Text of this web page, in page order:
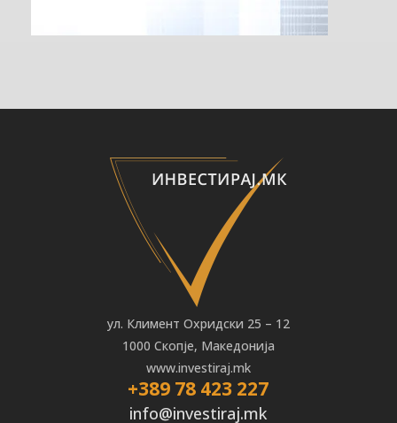
ул. Климент Охридски 25 – 12
1000 Скопје, Македонија
www.investiraj.mk
+389 78 423 227
info@investiraj.mk